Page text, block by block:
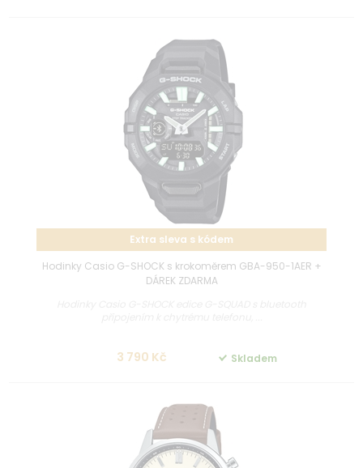
Extra sleva s kódem
Hodinky Casio G-SHOCK s krokoměrem GBA-950-1AER +
DÁREK ZDARMA
3 790 Kč Skladem